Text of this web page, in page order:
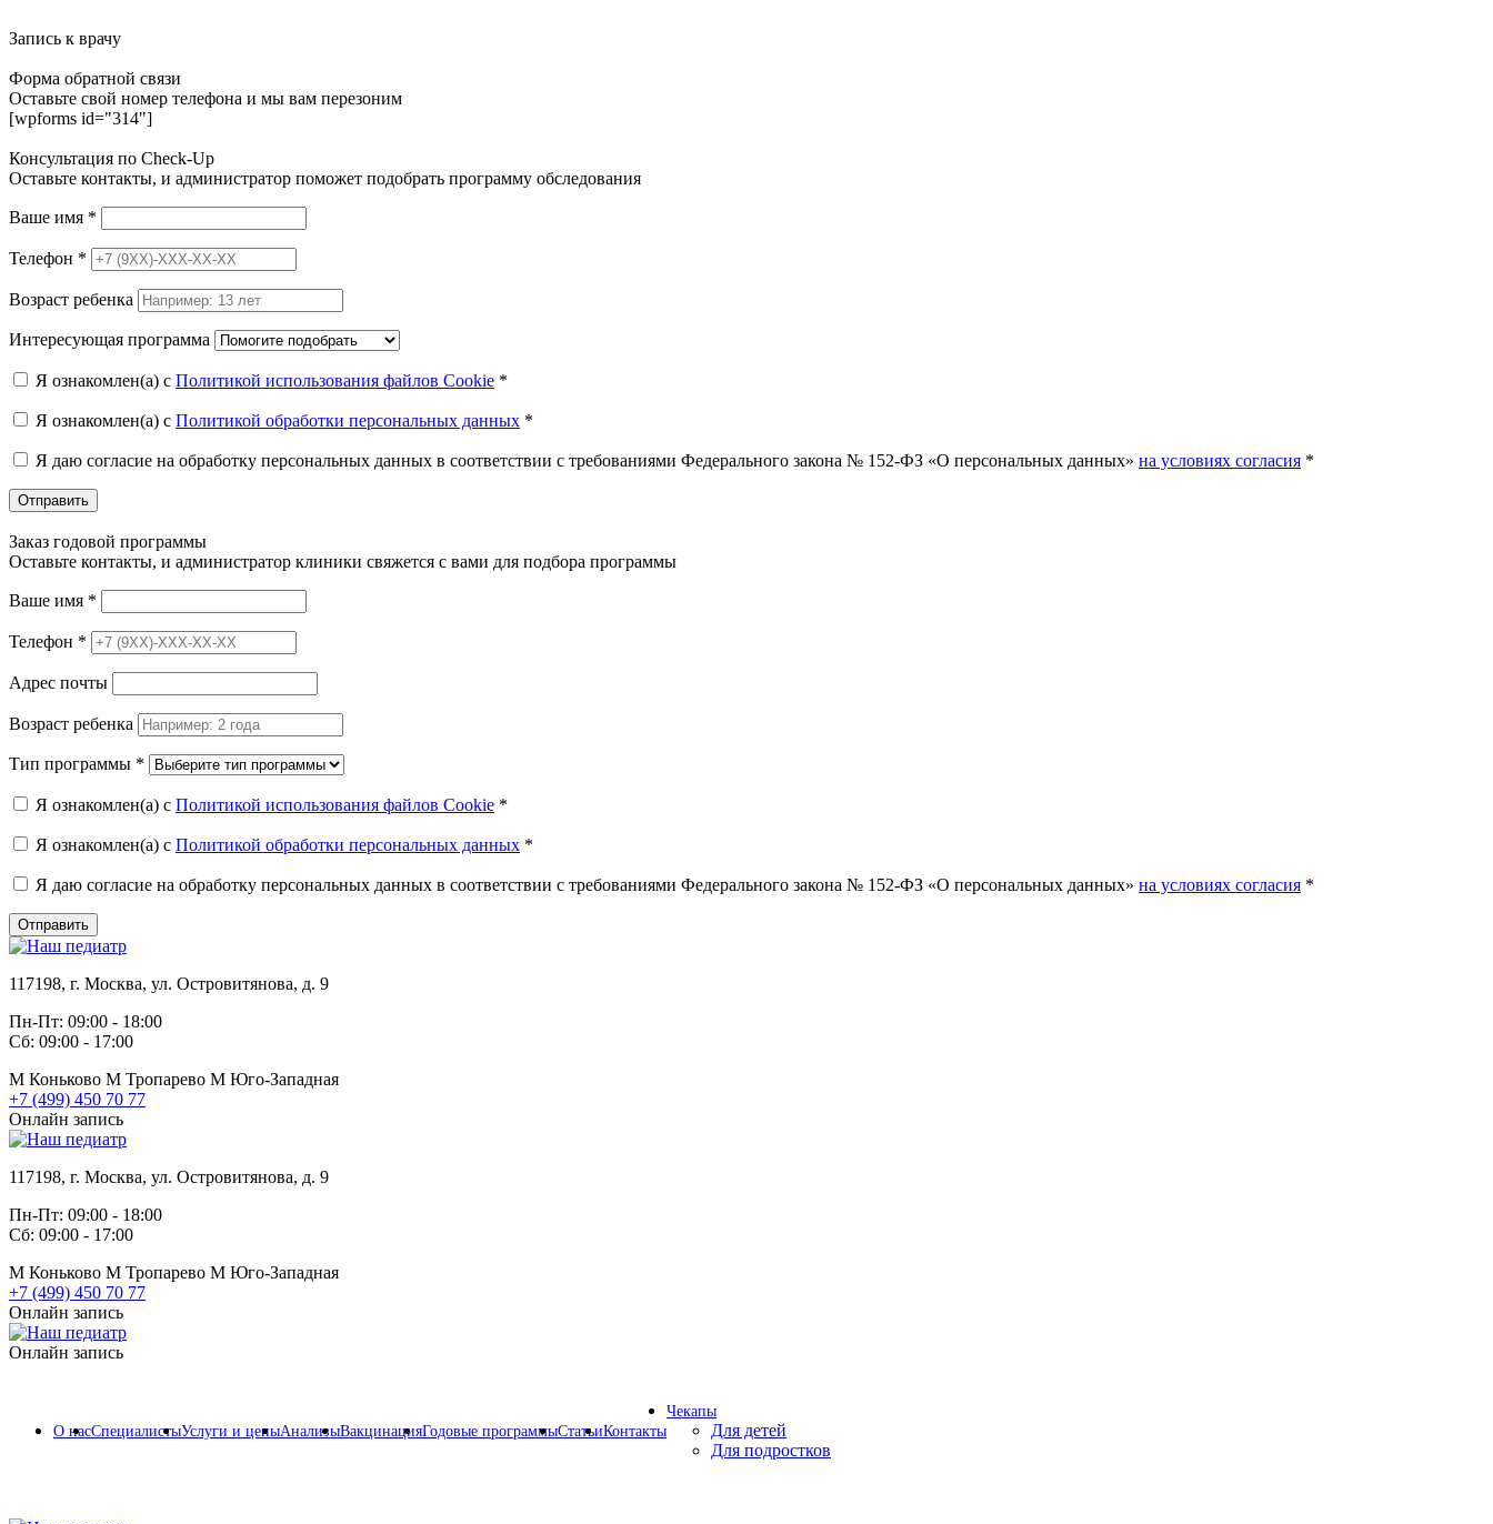
Запись к врачу
Форма обратной связи
Оставьте свой номер телефона и мы вам перезоним
[wpforms id="314"]
Консультация по Check-Up
Оставьте контакты, и администратор поможет подобрать программу обследования
Ваше имя *
Телефон *
Возраст ребенка
Интересующая программа
Я ознакомлен(а) с Политикой использования файлов Cookie *
Я ознакомлен(а) с Политикой обработки персональных данных *
Я даю согласие на обработку персональных данных в соответствии с требованиями Федерального закона № 152-ФЗ «О персональных данных» на условиях согласия *
Отправить
Заказ годовой программы
Оставьте контакты, и администратор клиники свяжется с вами для подбора программы
Ваше имя *
Телефон *
Адрес почты
Возраст ребенка
Тип программы *
Я ознакомлен(а) с Политикой использования файлов Cookie *
Я ознакомлен(а) с Политикой обработки персональных данных *
Я даю согласие на обработку персональных данных в соответствии с требованиями Федерального закона № 152-ФЗ «О персональных данных» на условиях согласия *
Отправить
117198, г. Москва, ул. Островитянова, д. 9
Пн-Пт: 09:00 - 18:00
Сб: 09:00 - 17:00
М Коньково М Тропарево М Юго-Западная
+7 (499) 450 70 77
Онлайн запись
117198, г. Москва, ул. Островитянова, д. 9
Пн-Пт: 09:00 - 18:00
Сб: 09:00 - 17:00
М Коньково М Тропарево М Юго-Западная
+7 (499) 450 70 77
Онлайн запись
Онлайн запись
О насСпециалистыУслуги и ценыАнализыВакцинацияГодовые программыСтатьиКонтакты
Чекапы
Для детей
Для подростков